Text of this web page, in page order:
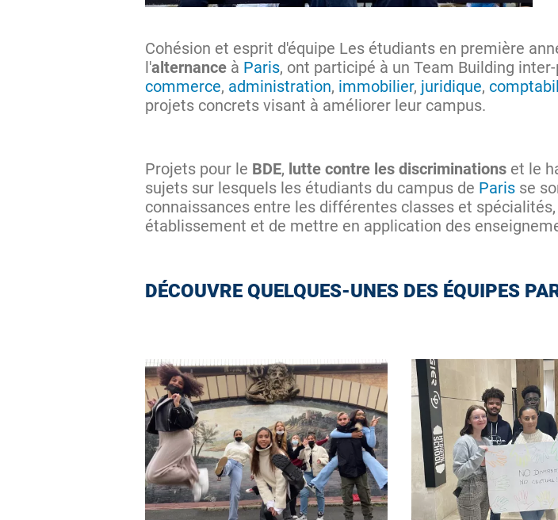
Cohésion et esprit d'équipe Les étudiants en première
l'alternance à Paris, ont participé à un Team Building
commerce, administration, immobilier, juridique,
projets concrets visant à améliorer leur campus.
Projets pour le BDE, lutte contre les discriminations et le
sujets sur lesquels les étudiants du campus de Paris se
connaissances entre les différentes classes et
établissement et de mettre en application des
DÉCOUVRE QUELQUES-UNES DES ÉQUIPES